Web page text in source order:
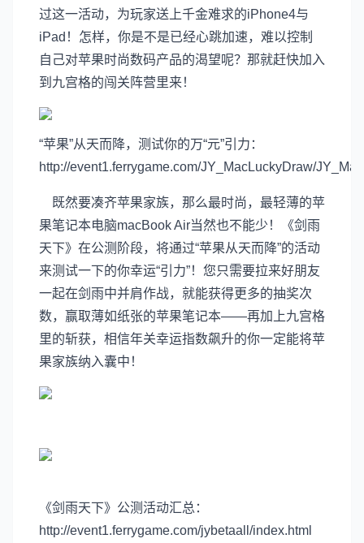
过这一活动，为玩家送上千金难求的iPhone4与
iPad！怎样，你是不是已经心跳加速，难以控制
自己对苹果时尚数码产品的渴望呢？那就赶快加入
到九宫格的闯关阵营里来！
“苹果”从天而降，测试你的万“元”引力：
http://event1.ferrygame.com/JY_MacLuckyDraw/
既然要凑齐苹果家族，那么最时尚，最轻薄的苹
果笔记本电脑macBook Air当然也不能少！《剑雨
天下》在公测阶段，将通过“苹果从天而降”的活动
来测试一下的你幸运“引力”！您只需要拉来好朋友
一起在剑雨中并肩作战，就能获得更多的抽奖次
数，赢取薄如纸张的苹果笔记本——再加上九宫格
里的斩获，相信年关幸运指数飙升的你一定能将苹
果家族纳入囊中！
《剑雨天下》公测活动汇总：
http://event1.ferrygame.com/jybetaall/index.html